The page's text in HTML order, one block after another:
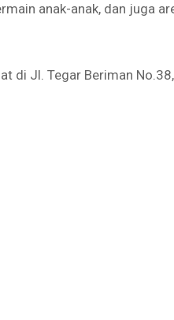
anak-anak, dan juga
di Jl. Tegar Beriman No.38,